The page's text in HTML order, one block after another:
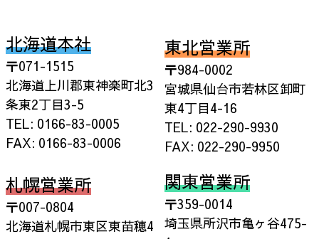
北海道本社
〒071-1515
北海道上川郡東神楽町北3
条東2丁目3-5
TEL: 0166-83-0005
FAX: 0166-83-0006
札幌営業所
〒007-0804
北海道札幌市東区東苗穂4
東北営業所
〒984-0002
宮城県仙台市若林区卸町
東4丁目4-16
TEL: 022-290-9930
FAX: 022-290-9950
関東営業所
〒359-0014
埼玉県所沢市亀ヶ谷475-